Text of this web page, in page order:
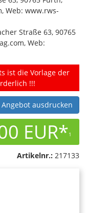
Web: www.rws-
Straße 63, 90765
Web:
ist die Vorlage der
!!!
Angebot ausdrucken
EUR*1
Artikelnr.: 217133